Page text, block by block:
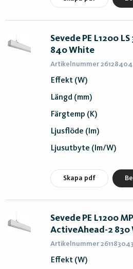
Sevede PE L1200
840 White
Artikelnummer
Effekt (W)
Längd (mm)
Färgtemp (K)
Ljusflöde (lm)
Ljusutbyte (lm/W)
Skapa pdf
Sevede PE L1200
ActiveAhead-2 830
Artikelnummer
Effekt (W)